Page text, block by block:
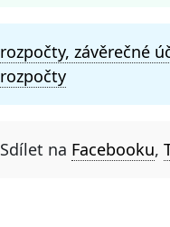
rozpočty, závěrečné
rozpočty
Sdílet na Facebooku,